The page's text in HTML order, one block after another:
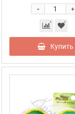
+
-
Купить